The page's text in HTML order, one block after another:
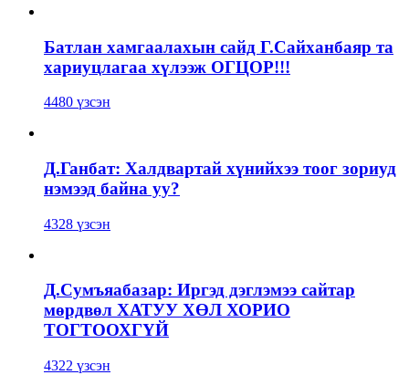
Батлан хамгаалахын сайд Г.Сайханбаяр та
хариуцлагаа хүлээж ОГЦОР!!!
4480 үзсэн
Д.Ганбат: Халдвартай хүнийхээ тоог зориуд
нэмээд байна уу?
4328 үзсэн
Д.Сумъяабазар: Иргэд дэглэмээ сайтар
мөрдвөл ХАТУУ ХӨЛ ХОРИО
ТОГТООХГҮЙ
4322 үзсэн